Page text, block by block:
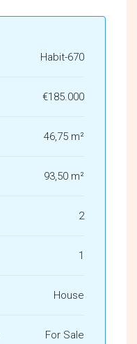
Habit-670
€185.000
46,75 m²
93,50 m²
2
1
House
For Sale